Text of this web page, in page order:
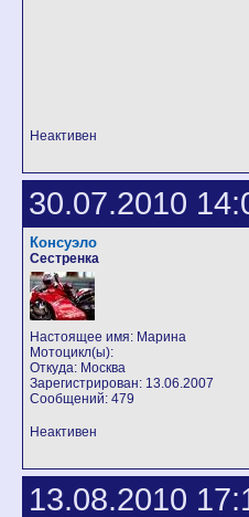
Неактивен
30.07.2010
Консуэло
Сестренка
Настоящее имя: Марина
Мотоцикл(ы):
Откуда: Москва
Зарегистрирован: 13.06.2007
Сообщений: 479
Неактивен
13.08.2010